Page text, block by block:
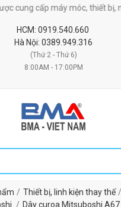
cấp máy móc, thiết bị,
HCM: 0919.540.660
Hà Nội: 0389.949.316
(Thứ 2 - Thứ 6)
8:00AM - 17:00PM
Thiết bị, linh kiện thay thế
Dây curoa Mitsuboshi A67